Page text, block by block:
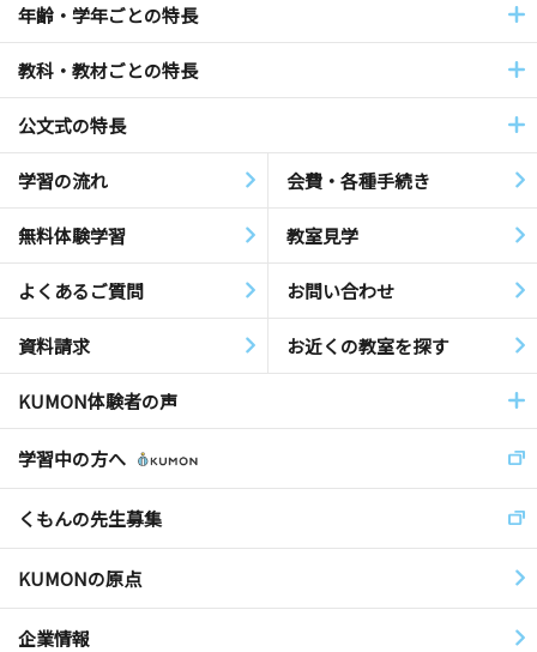
年齢・学年ごとの特長
教科・教材ごとの特長
公文式の特長
学習の流れ 会費・各種手続き
無料体験学習 教室見学
よくあるご質問 お問い合わせ
資料請求 お近くの教室を探す
KUMON体験者の声
学習中の方へ
くもんの先生募集
KUMONの原点
企業情報